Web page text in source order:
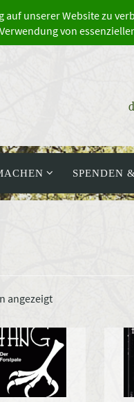
SPENDEN
angezeigtNach
sortiert